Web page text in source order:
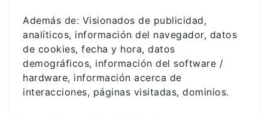
Además de: Visionados de publicidad,
analíticos, información del navegador, datos
de cookies, fecha y hora, datos
demográficos, información del software /
hardware, información acerca de
interacciones, páginas visitadas, dominios.